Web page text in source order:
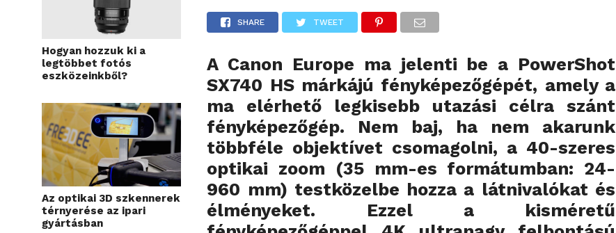
Hogyan hozzuk ki a
legtöbbet fotós
eszközeinkből?
Az optikai 3D szkennerek
térnyerése az ipari
gyártásban
SHARE TWEET
A Canon Europe ma jelenti be a PowerShot
SX740 HSmárkájú fényképezőgépét, amely a
ma elérhető legkisebb utazási célra szánt
fényképezőgép. Nem baj, ha nem akarunk
többféle objektívet csomagolni, a 40-szeres
optikai zoom (35 mm-es formátumban: 24-
960 mm) testközelbe hozza a látnivalókat és
élményeket. Ezzel a kisméretű